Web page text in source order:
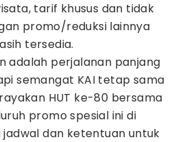
tarif khusus dan tidak
promo/reduksi lainnya
tersedia.
adalah perjalanan panjang
semangat KAI tetap sama
HUT ke-80 bersama
promo spesial ini di
jadwal dan ketentuan untuk